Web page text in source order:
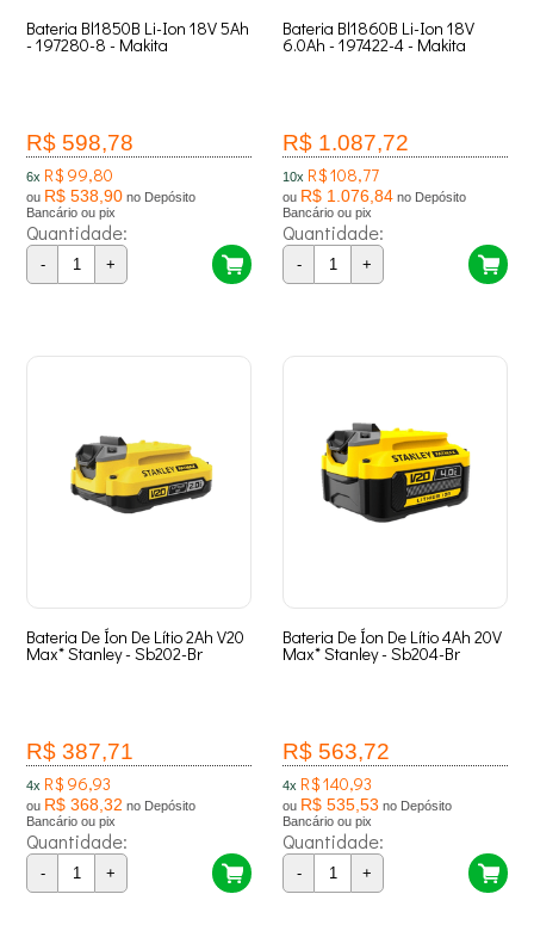
Bateria Bl1850B Li-Ion 18V 5Ah
- 197280-8 - Makita
R$ 598,78
6x R$ 99,80
ou R$ 538,90 no Depósito
Bancário ou pix
Quantidade:
- +
Bateria Bl1860B Li-Ion 18V
6.0Ah - 197422-4 - Makita
R$ 1.087,72
10x R$ 108,77
ou R$ 1.076,84 no Depósito
Bancário ou pix
Quantidade:
- +
Bateria De Íon De Lítio 2Ah V20
Max* Stanley - Sb202-Br
R$ 387,71
4x R$ 96,93
ou R$ 368,32 no Depósito
Bancário ou pix
Quantidade:
- +
Bateria De Íon De Lítio 4Ah 20V
Max* Stanley - Sb204-Br
R$ 563,72
4x R$ 140,93
ou R$ 535,53 no Depósito
Bancário ou pix
Quantidade:
- +